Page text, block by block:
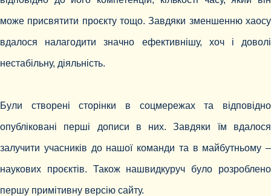
може присвятити проєкту тощо. Завдяки зменшенню хаосу
вдалося налагодити значно ефективнішу, хоч і доволі
нестабільну, діяльність.
Були створені сторінки в соцмережах та відповідно
опубліковані перші дописи в них. Завдяки їм вдалося
залучити учасників до нашої команди та в майбутньому –
наукових проєктів. Також нашвидкуруч було розроблено
першу примітивну версію сайту.